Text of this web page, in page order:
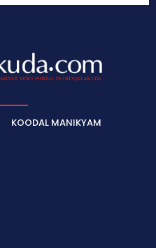
KOODAL MANIKYAM